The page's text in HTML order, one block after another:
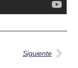
Siguiente